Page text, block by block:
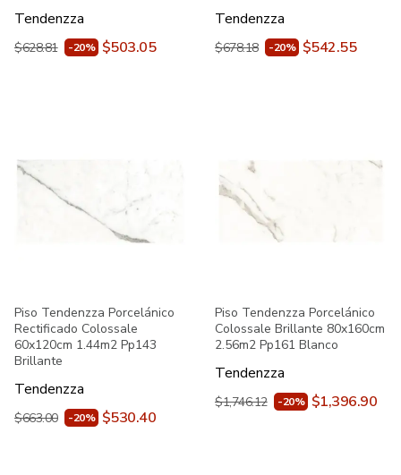
Tendenzza
$628.81 -20% $503.05
Tendenzza
$678.18 -20% $542.55
Piso Tendenzza Porcelánico
Rectificado Colossale
60x120cm 1.44m2 Pp143
Brillante
Tendenzza
$663.00 -20% $530.40
Piso Tendenzza Porcelánico
Colossale Brillante 80x160cm
2.56m2 Pp161 Blanco
Tendenzza
$1,746.12 -20% $1,396.90